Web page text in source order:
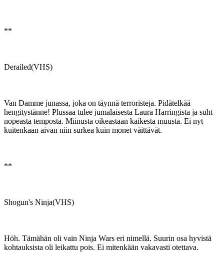
**
Derailed(VHS)
Van Damme junassa, joka on täynnä terroristeja. Pidätelkää
hengitystänne! Plussaa tulee jumalaisesta Laura Harringista ja suht
nopeasta temposta. Miinusta oikeastaan kaikesta muusta. Ei nyt
kuitenkaan aivan niin surkea kuin monet väittävät.
**
Shogun's Ninja(VHS)
Höh. Tämähän oli vain Ninja Wars eri nimellä. Suurin osa hyvistä
kohtauksista oli leikattu pois. Ei mitenkään vakavasti otettava.